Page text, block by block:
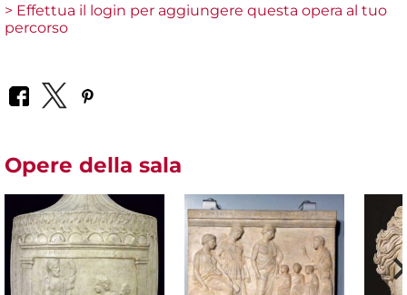
> Effettua il login per aggiungere questa opera al tuo
percorso
Opere della sala